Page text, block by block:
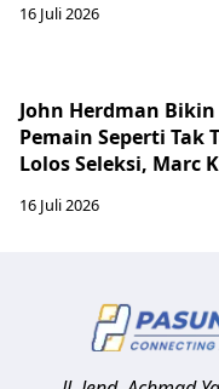
16 Juli 2026
John Herdman
Pemain Seperti Tak
Lolos Seleksi, Marc
16 Juli 2026